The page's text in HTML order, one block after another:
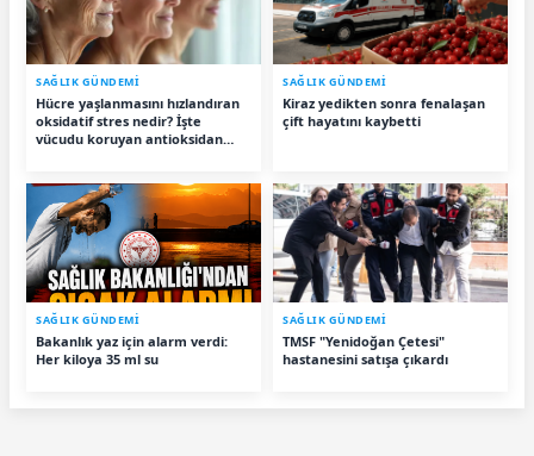
SAĞLIK GÜNDEMİ
Hücre yaşlanmasını hızlandıran
oksidatif stres nedir? İşte
vücudu koruyan antioksidan
SAĞLIK GÜNDEMİ
Kiraz yedikten sonra fenalaşan
çift hayatını kaybetti
SAĞLIK GÜNDEMİ
Bakanlık yaz için alarm verdi:
Her kiloya 35 ml su
SAĞLIK GÜNDEMİ
TMSF "Yenidoğan Çetesi"
hastanesini satışa çıkardı